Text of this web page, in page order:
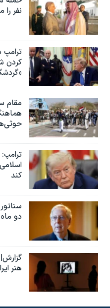
نفر
ترامپ
کردن
مقام
کند
دو
گزارش|
هنر